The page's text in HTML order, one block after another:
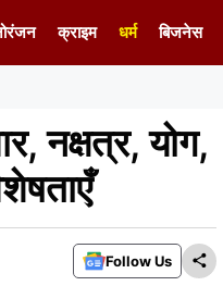
क्राइम धर्म बिजनेस
नक्षत्र, योग,
Follow Us